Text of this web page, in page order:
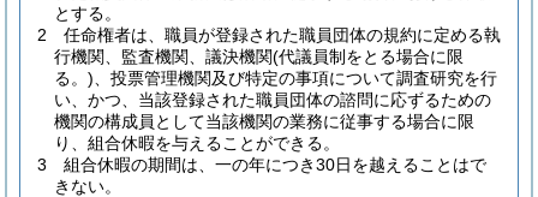
とする。
2
任命権者は、職員が登録された職員団体の規約に定める執
行機関、監査機関、議決機関(代議員制をとる場合に限
る。) 、投票管理機関及び特定の事項について調査研究を行
い、かつ、当該登録された職員団体の諮問に応ずるための
機関の構成員として当該機関の業務に従事する場合に限
り、組合休暇を与えることができる。
3
組合休暇の期間は、一の年につき30日を越えることはで
きない。